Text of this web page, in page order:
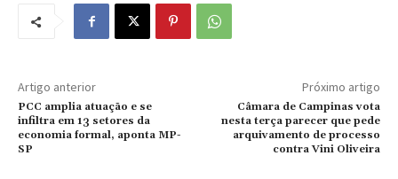
Artigo anterior
PCC amplia atuação e se
infiltra em 13 setores da
economia formal, aponta MP-
SP
Próximo artigo
Câmara de Campinas vota
nesta terça parecer que pede
arquivamento de processo
contra Vini Oliveira